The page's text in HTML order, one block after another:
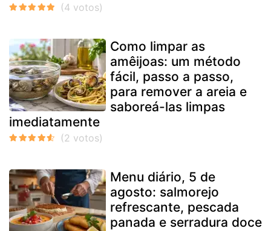
Como limpar as
amêijoas: um método
fácil, passo a passo,
para remover a areia e
saboreá-las limpas
imediatamente
Menu diário, 5 de
agosto: salmorejo
refrescante, pescada
panada e serradura doce